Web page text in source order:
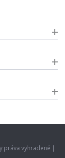
práva vyhradené |